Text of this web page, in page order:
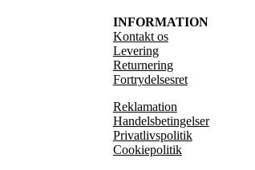
INFORMATION
Kontakt os
Levering
Returnering
Fortrydelsesret
Reklamation
Handelsbetingelser
Privatlivspolitik
Cookiepolitik